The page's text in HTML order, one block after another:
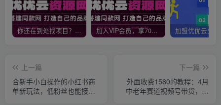
你还在到处找项目？还在当韭菜？我靠网创资源站一个月收入5万+，曾经我也是个失败者。 加入VIP会员，享70%的推广提成，免费学习多种网上创业课程，菜鸟秒变大神！
上一篇
合新手小白操作的小红书商
单新玩法，低粉丝也能接
下一篇
外面收费1580的教程：4月
中老年赛道视频号带货，自